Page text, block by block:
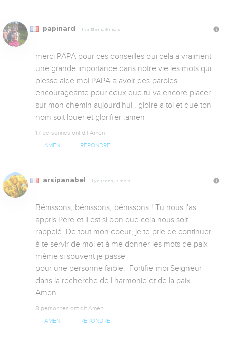
papinard Il y a 13 ans, 9 mois
merci PAPA pour ces conseilles oui cela a vraiment
une grande importance dans notre vie les mots qui
blesse aide moi PAPA a avoir des paroles
encourageante pour ceux que tu va encore placer
sur mon chemin aujourd'hui . gloire a toi et que ton
nom soit louer et glorifier .amen
17 personnes ont dit Amen
AMEN RÉPONDRE
arsipanabel Il y a 13 ans, 9 mois
Bénissons, bénissons, bénissons ! Tu nous l'as
appris Père et il est si bon que cela nous soit
rappelé. De tout mon coeur, je te prie de continuer
à te servir de moi et à me donner les mots de paix
même si souvent je passe
pour une personne faible.  Fortifie-moi Seigneur
dans la recherche de l'harmonie et de la paix.
Amen.
8 personnes ont dit Amen
AMEN RÉPONDRE